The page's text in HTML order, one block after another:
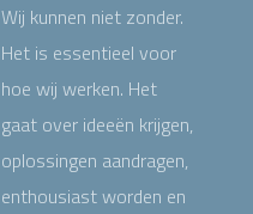
Wij kunnen niet zonder.
Het is essentieel voor
hoe wij werken. Het
gaat over ideeën krijgen,
oplossingen aandragen,
enthousiast worden en